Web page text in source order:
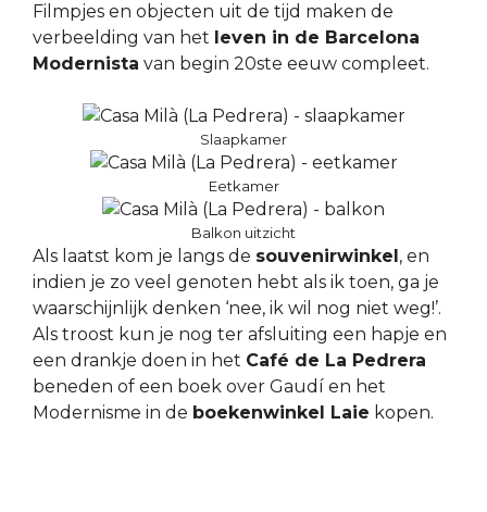
Filmpjes en objecten uit de tijd maken de
verbeelding van het leven in de Barcelona
Modernista van begin 20ste eeuw compleet.
Slaapkamer
Eetkamer
Balkon uitzicht
Als laatst kom je langs de souvenirwinkel, en
indien je zo veel genoten hebt als ik toen, ga je
waarschijnlijk denken ‘nee, ik wil nog niet weg!’.
Als troost kun je nog ter afsluiting een hapje en
een drankje doen in het Café de La Pedrera
beneden of een boek over Gaudí en het
Modernisme in de boekenwinkel Laie kopen.